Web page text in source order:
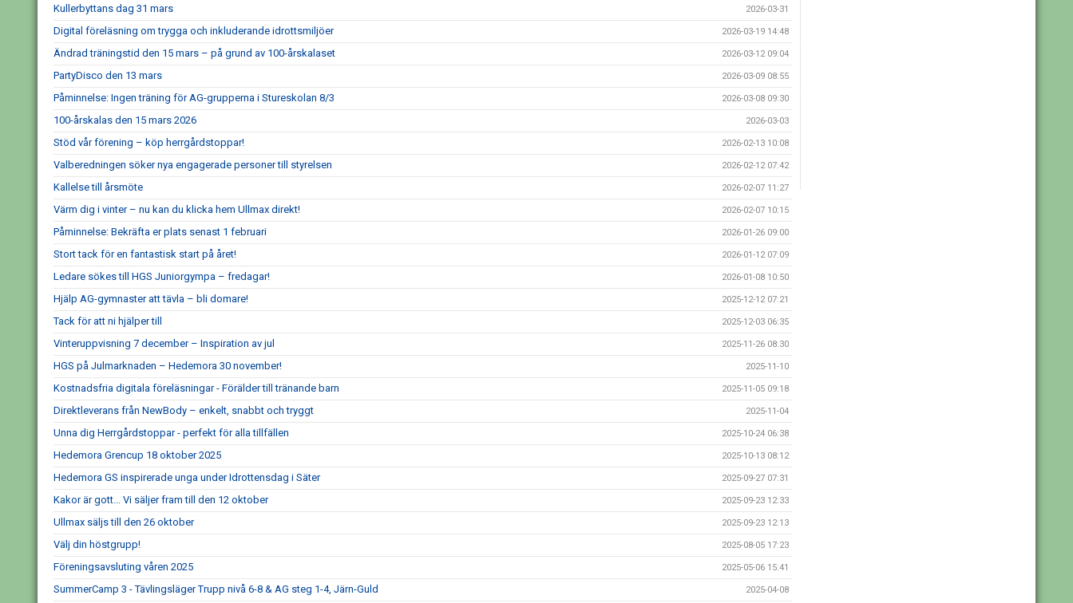
Kullerbyttans dag 31 mars 2026-03-31
Digital föreläsning om trygga och inkluderande idrottsmiljöer 2026-03-19 14:48
Ändrad träningstid den 15 mars – på grund av 100-årskalaset 2026-03-12 09:04
PartyDisco den 13 mars 2026-03-09 08:55
Påminnelse: Ingen träning för AG-grupperna i Stureskolan 8/3 2026-03-08 09:30
100-årskalas den 15 mars 2026 2026-03-03
Stöd vår förening – köp herrgårdstoppar! 2026-02-13 10:08
Valberedningen söker nya engagerade personer till styrelsen 2026-02-12 07:42
Kallelse till årsmöte 2026-02-07 11:27
Värm dig i vinter – nu kan du klicka hem Ullmax direkt! 2026-02-07 10:15
Påminnelse: Bekräfta er plats senast 1 februari 2026-01-26 09:00
Stort tack för en fantastisk start på året! 2026-01-12 07:09
Ledare sökes till HGS Juniorgympa – fredagar! 2026-01-08 10:50
Hjälp AG-gymnaster att tävla – bli domare! 2025-12-12 07:21
Tack för att ni hjälper till 2025-12-03 06:35
Vinteruppvisning 7 december – Inspiration av jul 2025-11-26 08:30
HGS på Julmarknaden – Hedemora 30 november! 2025-11-10
Kostnadsfria digitala föreläsningar - Förälder till tränande barn 2025-11-05 09:18
Direktleverans från NewBody – enkelt, snabbt och tryggt 2025-11-04
Unna dig Herrgårdstoppar - perfekt för alla tillfällen 2025-10-24 06:38
Hedemora Grencup 18 oktober 2025 2025-10-13 08:12
Hedemora GS inspirerade unga under Idrottensdag i Säter 2025-09-27 07:31
Kakor är gott... Vi säljer fram till den 12 oktober 2025-09-23 12:33
Ullmax säljs till den 26 oktober 2025-09-23 12:13
Välj din höstgrupp! 2025-08-05 17:23
Föreningsavsluting våren 2025 2025-05-06 15:41
SummerCamp 3 - Tävlingsläger Trupp nivå 6-8 & AG steg 1-4, Järn-Guld 2025-04-08